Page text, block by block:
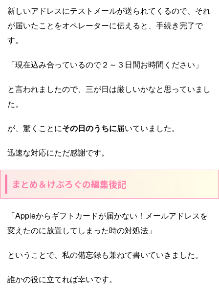
新しいアドレスにテストメールが送られてくるので、それ
が届いたことをオペレーターに伝えると、手続き完了で
す。
「現在込み合っているので２～３日間お時間ください」
と言われましたので、三が日は厳しいかなと思っていまし
た。
が、驚くことにその日のうちに届いていました。
迅速な対応にただ感謝です。
まとめ＆けぶろぐの編集後記
「Appleからギフトカードが届かない！メールアドレスを
変えたのに放置してしまった時の対処法」
ということで、私の備忘録も兼ねて書いていきました。
誰かの役に立てれば幸いです。